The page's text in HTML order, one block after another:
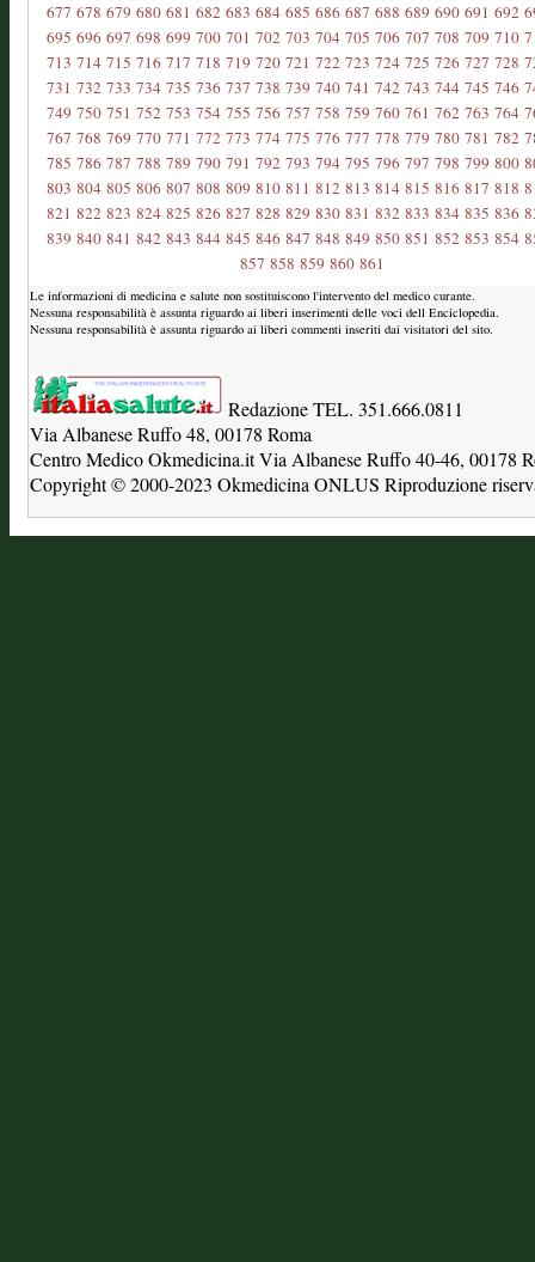
677 678 679 680 681 682 683 684 685 686 687 688 689 690 691 692
695 696 697 698 699 700 701 702 703 704 705 706 707 708 709 710
713 714 715 716 717 718 719 720 721 722 723 724 725 726 727 728
731 732 733 734 735 736 737 738 739 740 741 742 743 744 745 746
749 750 751 752 753 754 755 756 757 758 759 760 761 762 763 764
767 768 769 770 771 772 773 774 775 776 777 778 779 780 781 782
785 786 787 788 789 790 791 792 793 794 795 796 797 798 799 800
803 804 805 806 807 808 809 810 811 812 813 814 815 816 817 818
821 822 823 824 825 826 827 828 829 830 831 832 833 834 835 836
839 840 841 842 843 844 845 846 847 848 849 850 851 852 853 854
857 858 859 860 861
Le informazioni di medicina e salute non sostituiscono l'intervento del medico curante.
Nessuna responsabilità è assunta riguardo ai liberi inserimenti delle voci dell Enciclopedia.
Nessuna responsabilità è assunta riguardo ai liberi commenti inseriti dai visitatori del sito.
Redazione TEL. 351.666.0811
Via Albanese Ruffo 48, 00178 Roma
Centro Medico Okmedicina.it Via Albanese Ruffo 40-46, 00178
Copyright © 2000-2023 Okmedicina ONLUS Riproduzione